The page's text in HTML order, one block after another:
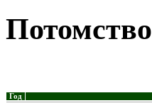
Потомство
Год